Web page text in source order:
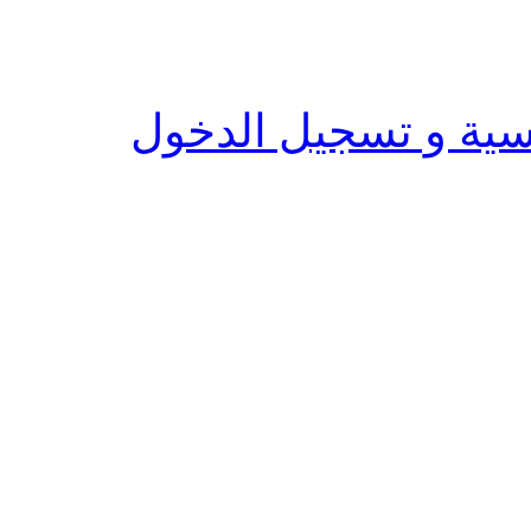
و تسجيل الدخول